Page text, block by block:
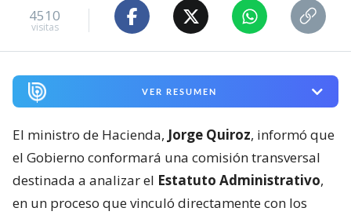
4510
visitas
VER RESUMEN
El ministro de Hacienda, Jorge Quiroz, informó que
el Gobierno conformará una comisión transversal
destinada a analizar el Estatuto Administrativo,
en un proceso que vinculó directamente con los